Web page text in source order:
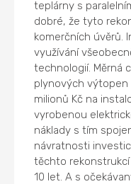
teplárny s
dobré, že tyto
komerčních úvěrů.
využívání
technologií. Měrná
plynových výtopen
milionů Kč na
vyrobenou
náklady s tím
návratnosti
těchto
10 let. A s